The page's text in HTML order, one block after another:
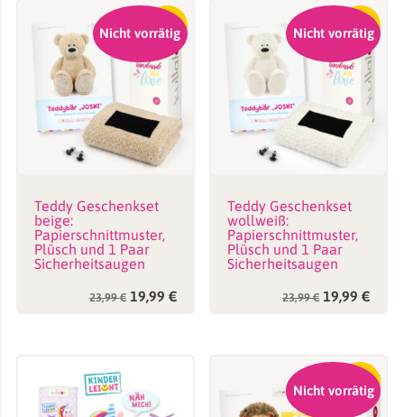
-17%
Nicht vorrätig
Teddy Geschenkset
beige:
Papierschnittmuster,
Plüsch und 1 Paar
Sicherheitsaugen
23,99€ Ursprünglicher
19,99 €Aktueller
-17%
Nicht vorrätig
Teddy Geschenkset
wollweiß:
Papierschnittmuster,
Plüsch und 1 Paar
Sicherheitsaugen
23,99€ 19,99€
-17%
Nicht vorrätig